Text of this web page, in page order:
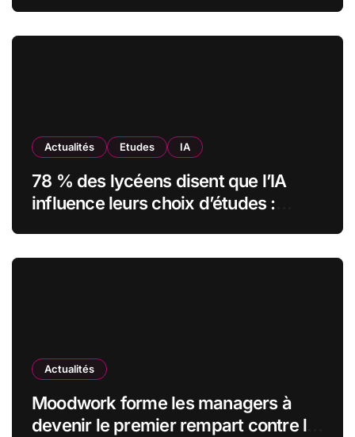
Actualités Etudes IA
78 % des lycéens disent que l’IA
influence leurs choix d’études :
Actualités
Moodwork forme les managers à
devenir le premier rempart contre le